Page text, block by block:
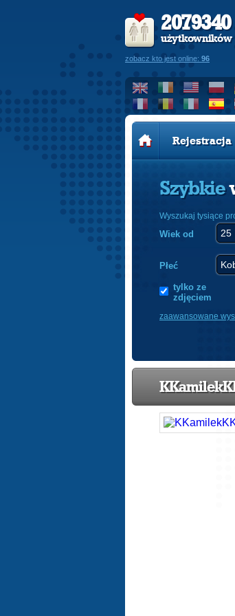
2079340
użytkowników
zobacz kto jest online: 96
Rejestracja
Szybkie
Wyszukaj tysiące
Wiek od
Płeć
tylko ze
zdjęciem
zaawansowane